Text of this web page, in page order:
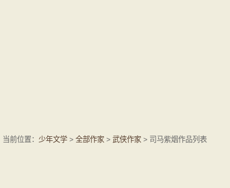
当前位置： 少年文学 > 全部作家 > 武侠作家 > 司马紫烟作品列表